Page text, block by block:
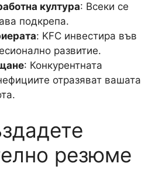
култура: Всеки се
подкрепа.
: KFC инвестира във
развитие.
: Конкурентната
отразяват вашата
резюме